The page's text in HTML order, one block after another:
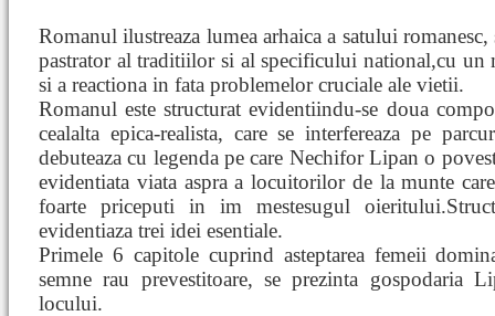
Romanul ilustreaza lumea arhaica a satului
pastrator al traditiilor si al specificului national,cu
si a reactiona in fata problemelor cruciale ale vietii.
Romanul este structurat evidentiindu-se doua
cealalta epica-realista, care se interfereaza pe
debuteaza cu legenda pe care Nechifor Lipan o
evidentiata viata aspra a locuitorilor de la munte
foarte priceputi in im mestesugul
evidentiaza trei idei esentiale.
Primele 6 capitole cuprind asteptarea femeii
semne rau prevestitoare, se prezinta gospodaria
locului.